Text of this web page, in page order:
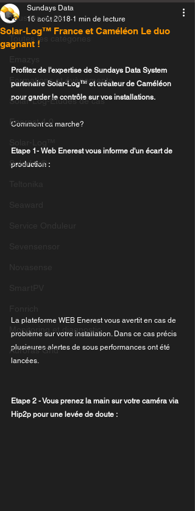
Tous les posts
Toutes les catégories
Formations et évènements
Solar-Log-Etudes de cas
Enerest 4.0
Solarfox®
Monitoring et diagnostic
Auroras Grid
Solar-Log™ France et Caméléon Le duo
gagnant !
Sundays Data
16 août 2018 1 min de lecture
Profitez de l'expertise de Sundays Data System
partenaire Solar-Log™ et créateur de Caméléon
pour garder le contrôle sur vos installations.
Comment ca marche?
Etape 1- Web Enerest vous informe d'un écart de
production :
La plateforme WEB Enerest vous avertit en cas de
problème sur votre installation. Dans ce cas précis
plusieures alertes de sous performances ont été
lancées.
Etape 2 - Vous prenez la main sur votre caméra via
Hip2p pour une levée de doute :